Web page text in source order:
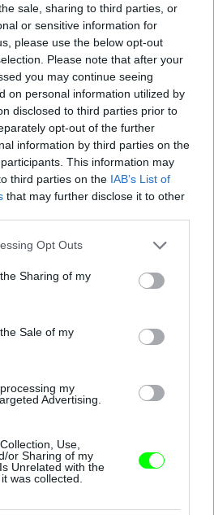
sale, sharing to third parties, or
or sensitive information for
please use the below opt-out
Please note that after your
you may continue seeing
on personal information utilized by
disclosed to third parties prior to
opt-out of the further
information by third parties on the
This information may
third parties on the IAB’s List of
that may further disclose it to other
app uses one or more Google
usage behaviour. You may click to
and its third-party tags to
purposes in below Google
Opt Outs
Sharing of my
Sale of my
my
Advertising.
Use,
or Sharing of my
Unrelated with the
was collected.
és meg is kapta érte a
járó Oscart 2016-
Images Hungary
még kép!